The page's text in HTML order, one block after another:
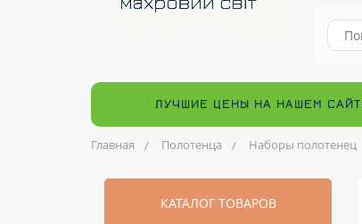
ЛУЧШИЕ ЦЕНЫ НА НАШЕМ
Главная Полотенца Наборы полотенец
КАТАЛОГ ТОВАРОВ